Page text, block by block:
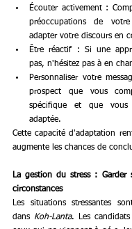
Écouter activement :
préoccupations de
adapter votre discours en
Être réactif : Si une
pas, n'hésitez pas à en
Personnaliser votre
prospect que vous
spécifique et que vous
adaptée.
Cette capacité d'adaptation
augmente les chances de
La gestion du stress : Garder
circonstances
Les situations stressantes
dans Koh-Lanta. Les